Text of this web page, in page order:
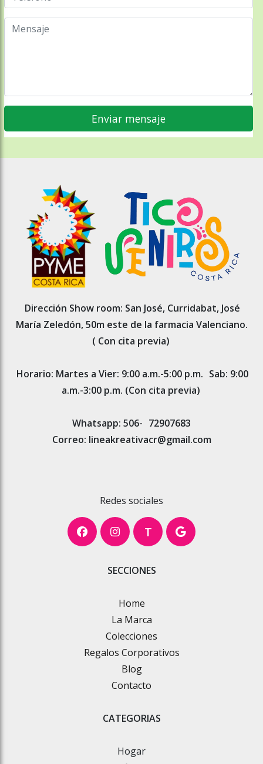
Dirección Show room: San José, Curridabat, José
María Zeledón, 50m este de la farmacia Valenciano.
( Con cita previa)
Horario: Martes a Vier: 9:00 a.m.-5:00 p.m. Sab: 9:00
a.m.-3:00 p.m. (Con cita previa)
Whatsapp: 506- 72907683
Correo: lineakreativacr@gmail.com
Redes sociales
T
SECCIONES
Home
La Marca
Colecciones
Regalos Corporativos
Blog
Contacto
CATEGORIAS
Hogar